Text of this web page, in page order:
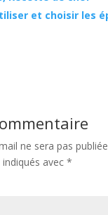
et choisir les
ne sera pas
avec *